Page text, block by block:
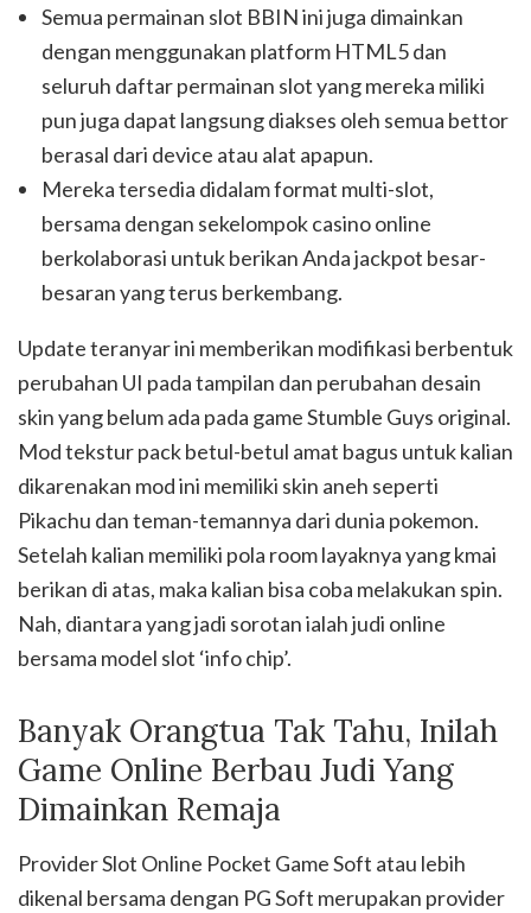
Semua permainan slot BBIN ini juga dimainkan
dengan menggunakan platform HTML5 dan
seluruh daftar permainan slot yang mereka miliki
pun juga dapat langsung diakses oleh semua bettor
berasal dari device atau alat apapun.
Mereka tersedia didalam format multi-slot,
bersama dengan sekelompok casino online
berkolaborasi untuk berikan Anda jackpot besar-
besaran yang terus berkembang.
Update teranyar ini memberikan modifikasi berbentuk
perubahan UI pada tampilan dan perubahan desain
skin yang belum ada pada game Stumble Guys original.
Mod tekstur pack betul-betul amat bagus untuk kalian
dikarenakan mod ini memiliki skin aneh seperti
Pikachu dan teman-temannya dari dunia pokemon.
Setelah kalian memiliki pola room layaknya yang kmai
berikan di atas, maka kalian bisa coba melakukan spin.
Nah, diantara yang jadi sorotan ialah judi online
bersama model slot ‘info chip’.
Banyak Orangtua Tak Tahu, Inilah
Game Online Berbau Judi Yang
Dimainkan Remaja
Provider Slot Online Pocket Game Soft atau lebih
dikenal bersama dengan PG Soft merupakan provider